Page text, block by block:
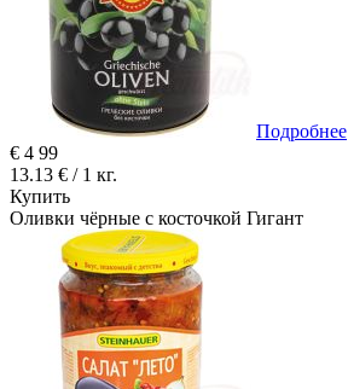
Подробнее
€ 4 99
13.13 € / 1 кг.
Купить
Оливки чёрные с косточкой Гигант